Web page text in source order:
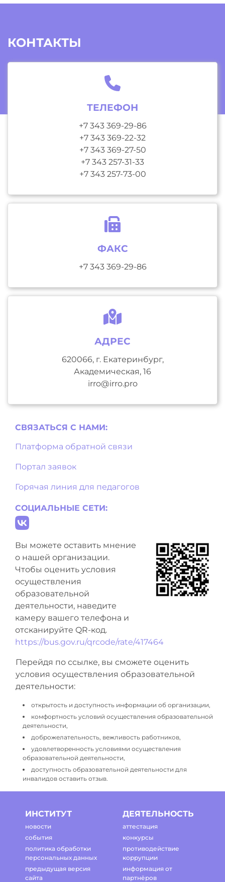
КОНТАКТЫ
ТЕЛЕФОН
+7 343 369-29-86
+7 343 369-22-32
+7 343 369-27-50
+7 343 257-31-33
+7 343 257-73-00
ФАКС
+7 343 369-29-86
АДРЕС
620066, г. Екатеринбург,
Академическая, 16
irro@irro.pro
СВЯЗАТЬСЯ С НAМИ:
Платформа обратной связи
Портал заявок
Горячая линия для педагогов
СОЦИАЛЬНЫЕ СЕТИ:
Вы можете оставить мнение
о нашей организации.
Чтобы оценить условия
осуществления
образовательной
деятельности, наведите
камеру вашего телефона и
отсканируйте QR-код.
https://bus.gov.ru/qrcode/rate/417464
Перейдя по ссылке, вы сможете оценить
условия осуществления образовательной
деятельности:
открытость и доступность информации об организации,
комфортность условий осуществления образовательной
деятельности,
доброжелательность, вежливость работников,
удовлетворенность условиями осуществления
образовательной деятельности,
доступность образовательной деятельности для
инвалидов оставить отзыв.
ИНСТИТУТ
новости
события
политика обработки
персональных данных
предыдущая версия
сайта
ДЕЯТЕЛЬНОСТЬ
аттестация
конкурсы
противодействие
коррупции
информация от
партнёров